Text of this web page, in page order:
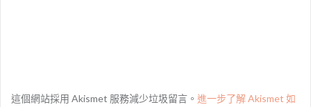
這個網站採用 Akismet 服務減少垃圾留言。 進一步了解 Akismet 如